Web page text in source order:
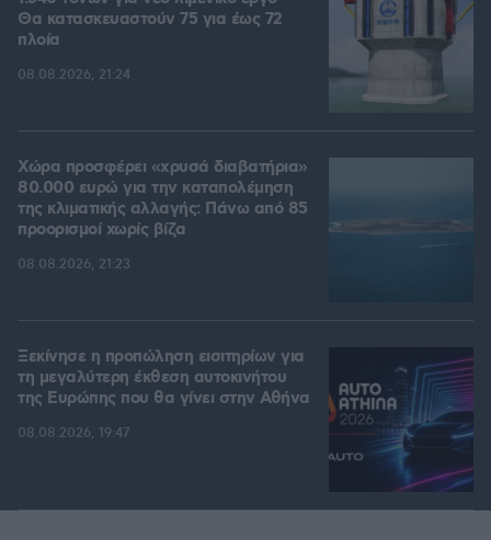
Θα κατασκευαστούν 75 για έως 72
πλοία
08.08.2026, 21:24
Χώρα προσφέρει «χρυσά διαβατήρια»
80.000 ευρώ για την καταπολέμηση
της κλιματικής αλλαγής: Πάνω από 85
προορισμοί χωρίς βίζα
08.08.2026, 21:23
Ξεκίνησε η προπώληση εισιτηρίων για
τη μεγαλύτερη έκθεση αυτοκινήτου
της Ευρώπης που θα γίνει στην Αθήνα
08.08.2026, 19:47